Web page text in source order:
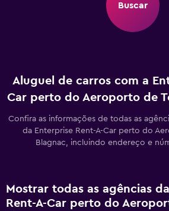
Buscar
Aluguel de carros com a
Car perto do Aeroporto de
Confira as informações de todas as
da Enterprise Rent-A-Car perto do
Blagnac, incluindo endereço e
Mostrar todas as agências
Rent-A-Car perto do